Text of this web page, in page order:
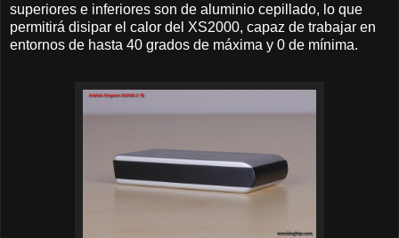
superiores e inferiores son de aluminio cepillado, lo que
permitirá disipar el calor del XS2000, capaz de trabajar en
entornos de hasta 40 grados de máxima y 0 de mínima.